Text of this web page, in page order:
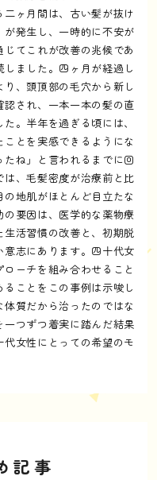
ヶ月間は、古い髪が抜け
発生し、一時的に不安が
てこれが改善の兆候であ
ました。四ヶ月が経過し
、頭頂部の毛穴から新し
され、一本一本の髪の直
。半年を過ぎる頃には、
とを実感できるようにな
ね」と言われるまでに回
、毛髪密度が治療前と比
地肌がほとんど目立たな
要因は、医学的な薬物療
活習慣の改善と、初期脱
志にあります。四十代女
ーチを組み合わせること
ことをこの事例は示唆し
質だから治ったのではな
一つずつ着実に踏んだ結果
女性にとっての希望のモ
記事